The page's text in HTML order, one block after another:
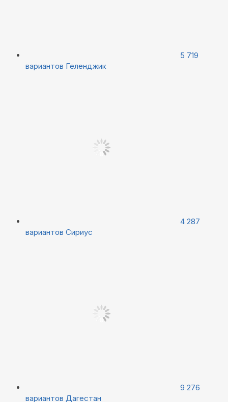
5 719
вариантов Геленджик
4 287
вариантов Сириус
9 276
вариантов Дагестан